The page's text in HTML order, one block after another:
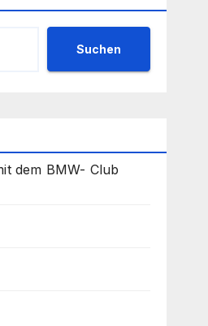
Suchen
dem BMW- Club